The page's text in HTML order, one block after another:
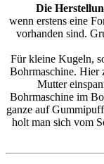
Die
wenn erstens eine
vorhanden sind.
Für kleine Kugeln,
Bohrmaschine. Hier
Mutter
Bohrmaschine im
ganze auf
holt man sich vom